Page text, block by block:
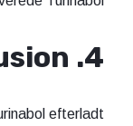
4. Konklusion
efterladt